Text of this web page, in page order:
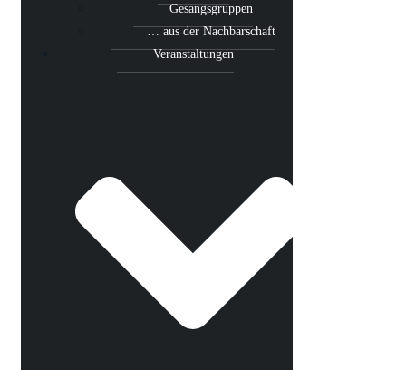
Gesangsgruppen
… aus der Nachbarschaft
Veranstaltungen